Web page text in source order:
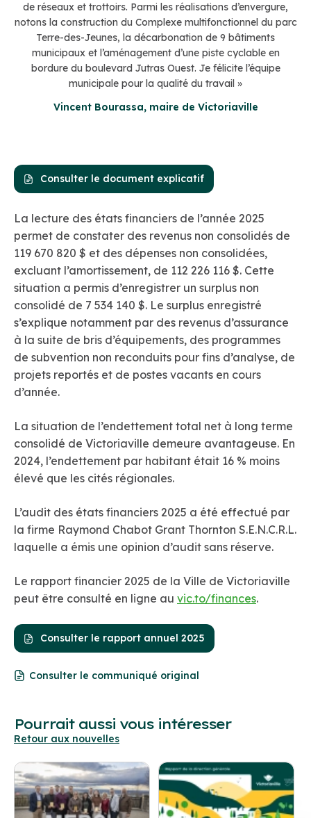
de réseaux et trottoirs. Parmi les réalisations d’envergure,
notons la construction du Complexe multifonctionnel du parc
Terre-des-Jeunes, la décarbonation de 9 bâtiments
municipaux et l’aménagement d’une piste cyclable en
bordure du boulevard Jutras Ouest. Je félicite l’équipe
municipale pour la qualité du travail »
Vincent Bourassa, maire de Victoriaville
Consulter le document explicatif
La lecture des états financiers de l’année 2025
permet de constater des revenus non consolidés de
119 670 820 $ et des dépenses non consolidées,
excluant l’amortissement, de 112 226 116 $. Cette
situation a permis d’enregistrer un surplus non
consolidé de 7 534 140 $. Le surplus enregistré
s’explique notamment par des revenus d’assurance
à la suite de bris d’équipements, des programmes
de subvention non reconduits pour fins d’analyse, de
projets reportés et de postes vacants en cours
d’année.
La situation de l’endettement total net à long terme
consolidé de Victoriaville demeure avantageuse. En
2024, l’endettement par habitant était 16 % moins
élevé que les cités régionales.
L’audit des états financiers 2025 a été effectué par
la firme Raymond Chabot Grant Thornton S.E.N.C.R.L.
laquelle a émis une opinion d’audit sans réserve.
Le rapport financier 2025 de la Ville de Victoriaville
peut être consulté en ligne au vic.to/finances.
Consulter le rapport annuel 2025
Consulter le communiqué original
Pourrait aussi vous intéresser
Retour aux nouvelles